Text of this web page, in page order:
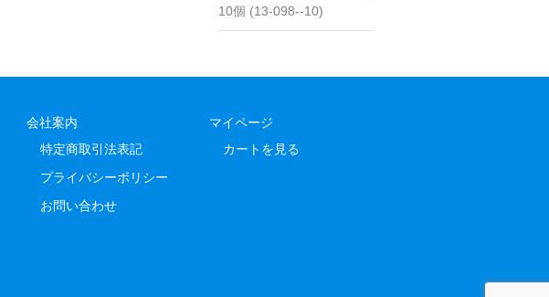
10個 (13-098--10)
会社案内
特定商取引法表記
プライバシーポリシー
お問い合わせ
マイページ
カートを見る